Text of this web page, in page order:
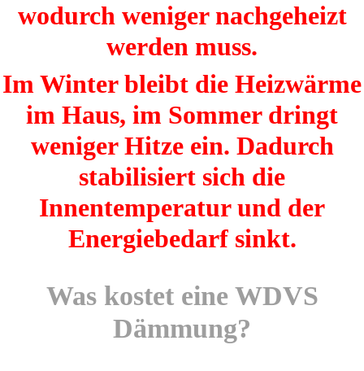
wodurch weniger nachgeheizt
werden muss.
Im Winter bleibt die Heizwärme
im Haus, im Sommer dringt
weniger Hitze ein. Dadurch
stabilisiert sich die
Innentemperatur und der
Energiebedarf sinkt.
Was kostet eine WDVS
Dämmung?